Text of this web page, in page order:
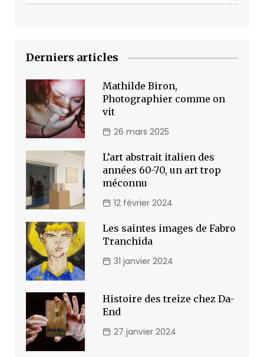
Derniers articles
Mathilde Biron,
Photographier comme on
vit
26 mars 2025
L’art abstrait italien des
années 60-70, un art trop
méconnu
12 février 2024
Les saintes images de Fabro
Tranchida
31 janvier 2024
Histoire des treize chez Da-
End
27 janvier 2024